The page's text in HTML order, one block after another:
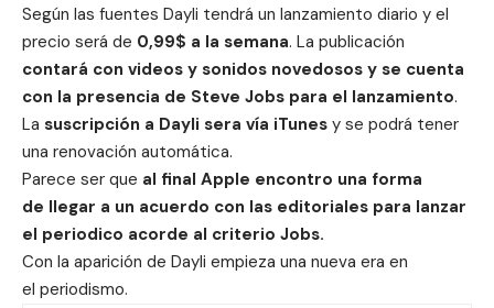
Según las fuentes Dayli tendrá un lanzamiento diario y el
precio será de 0,99$ a la semana. La publicación
contará con videos y sonidos novedosos y se cuenta
con la presencia de Steve Jobs para el lanzamiento.
La suscripción a Dayli sera vía iTunes y se podrá tener
una renovación automática.
Parece ser que al final Apple encontro una forma
de llegar a un acuerdo con las editoriales para lanzar
el periodico acorde al criterio Jobs.
Con la aparición de Dayli empieza una nueva era en
el periodismo.